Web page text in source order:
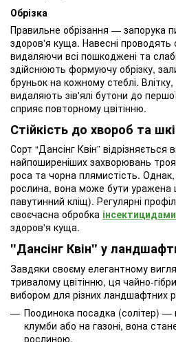
Обрізка
Правильне обрізання — запорука
здоров'я куща. Навесні проводять
видаляючи всі пошкоджені та
здійснюють формуючу обрізку,
бруньок на кожному стеблі. Влітку,
видаляють зів'ялі бутони до
сприяє повторному цвітінню.
Стійкість до хвороб та
Сорт “Дансінг Квін” відрізняється
найпоширеніших захворювань
роса та чорна плямистість. Однак,
рослина, вона може бути уражена
павутинний кліщ). Регулярні
своєчасна обробка інсектицидами
здоров'я куща.
"Дансінг Квін" у
Завдяки своєму елегантному
тривалому цвітінню, ця чайно-
вибором для різних ландшафтних
Поодинока посадка (солітер) —
клумби або на газоні, вона
рослиною.